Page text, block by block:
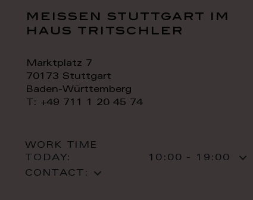
meissen stuttgart im
haus tritschler
Marktplatz 7
70173 Stuttgart
Baden-Württemberg
T: +49 711 1 20 45 74
WORK TIME
TODAY:
10:00 - 19:00
CONTACT: